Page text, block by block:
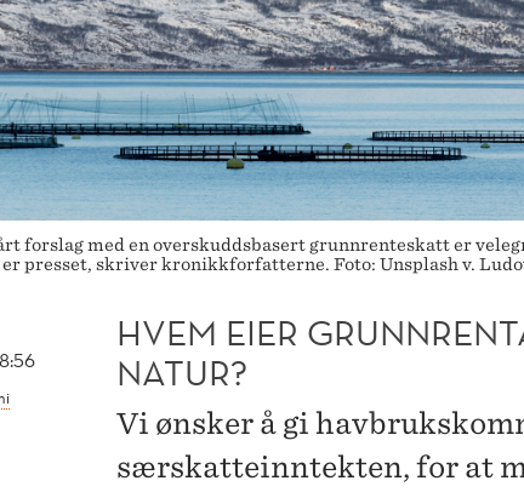
forslag med en overskuddsbasert grunnrenteskatt er
presset, skriver kronikkforfatterne. Foto: Unsplash v.
HVEM EIER
NATUR?
Vi ønsker å gi
særskatteinntekten, for at